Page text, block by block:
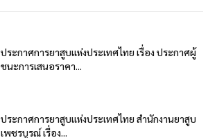
ประกาศการยาสูบแห่งประเทศไทย เรื่อง ประกาศผู้
ชนะการเสนอราคา...
ประกาศการยาสูบแห่งประเทศไทย สำนักงานยาสูบ
เพชรบูรณ์ เรื่อง...